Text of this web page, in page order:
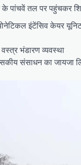
पांचवें तल पर पहुंचकर शिशु
इंटेंसिव केयर
भंडारण व्यवस्था
संसाधन का जायजा